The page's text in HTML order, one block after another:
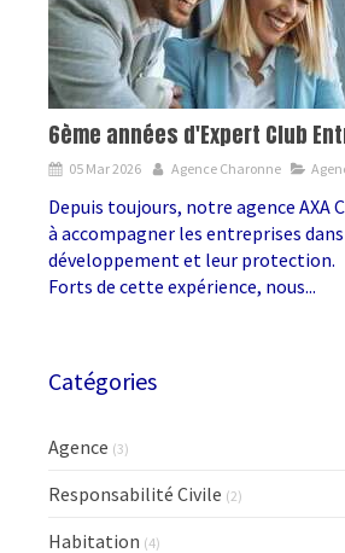
6ème années d'Expert Club
05 Mar 2026 Agence Charonne
Depuis toujours, notre agence AXA
à accompagner les entreprises
développement et leur protection.
Forts de cette expérience, nous...
Catégories
Agence (3)
Responsabilité Civile (2)
Habitation (4)